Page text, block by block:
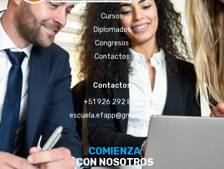
Cursos
Diplomados
Congresos
Contactos
Contactos
+51 926 292 856
escuela.efapp@gmail.com
COMIENZA
CON NOSOTROS